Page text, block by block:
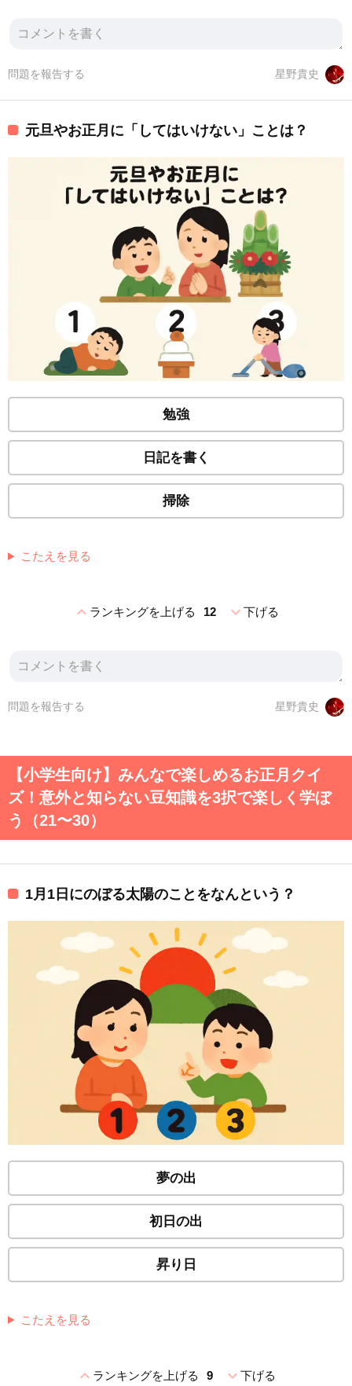
星野貴史
問題を報告する
元旦やお正月に「してはいけない」ことは？
勉強
日記を書く
掃除
こたえを見る
expand_lessランキングを上げる 12 expand_more下げる
星野貴史
問題を報告する
【小学生向け】みんなで楽しめるお正月クイ
ズ！意外と知らない豆知識を3択で楽しく学ぼ
う（21〜30）
1月1日にのぼる太陽のことをなんという？
夢の出
初日の出
昇り日
こたえを見る
expand_lessランキングを上げる 9 expand_more下げる